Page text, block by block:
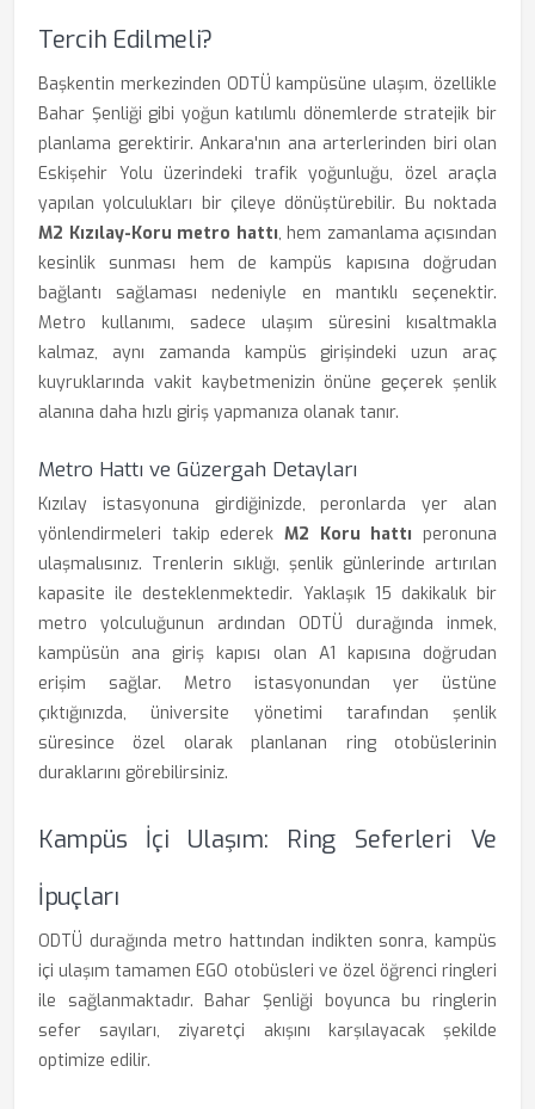
Tercih Edilmeli?
Başkentin merkezinden ODTÜ kampüsüne ulaşım, özellikle
Bahar Şenliği gibi yoğun katılımlı dönemlerde stratejik bir
planlama gerektirir. Ankara'nın ana arterlerinden biri olan
Eskişehir Yolu üzerindeki trafik yoğunluğu, özel araçla
yapılan yolculukları bir çileye dönüştürebilir. Bu noktada
M2 Kızılay-Koru metro hattı, hem zamanlama açısından
kesinlik sunması hem de kampüs kapısına doğrudan
bağlantı sağlaması nedeniyle en mantıklı seçenektir.
Metro kullanımı, sadece ulaşım süresini kısaltmakla
kalmaz, aynı zamanda kampüs girişindeki uzun araç
kuyruklarında vakit kaybetmenizin önüne geçerek şenlik
alanına daha hızlı giriş yapmanıza olanak tanır.
Metro Hattı ve Güzergah Detayları
Kızılay istasyonuna girdiğinizde, peronlarda yer alan
yönlendirmeleri takip ederek M2 Koru hattı peronuna
ulaşmalısınız. Trenlerin sıklığı, şenlik günlerinde artırılan
kapasite ile desteklenmektedir. Yaklaşık 15 dakikalık bir
metro yolculuğunun ardından ODTÜ durağında inmek,
kampüsün ana giriş kapısı olan A1 kapısına doğrudan
erişim sağlar. Metro istasyonundan yer üstüne
çıktığınızda, üniversite yönetimi tarafından şenlik
süresince özel olarak planlanan ring otobüslerinin
duraklarını görebilirsiniz.
Kampüs İçi Ulaşım: Ring Seferleri Ve
İpuçları
ODTÜ durağında metro hattından indikten sonra, kampüs
içi ulaşım tamamen EGO otobüsleri ve özel öğrenci ringleri
ile sağlanmaktadır. Bahar Şenliği boyunca bu ringlerin
sefer sayıları, ziyaretçi akışını karşılayacak şekilde
optimize edilir.